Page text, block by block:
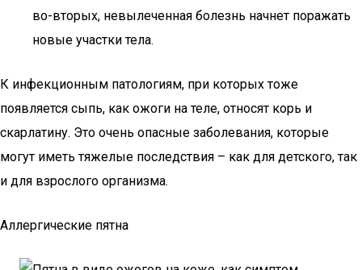
во-вторых, невылеченная болезнь начнет поражать
новые участки тела.
К инфекционным патологиям, при которых тоже
появляется сыпь, как ожоги на теле, относят корь и
скарлатину. Это очень опасные заболевания, которые
могут иметь тяжелые последствия – как для детского, так
и для взрослого организма.
Аллергические пятна